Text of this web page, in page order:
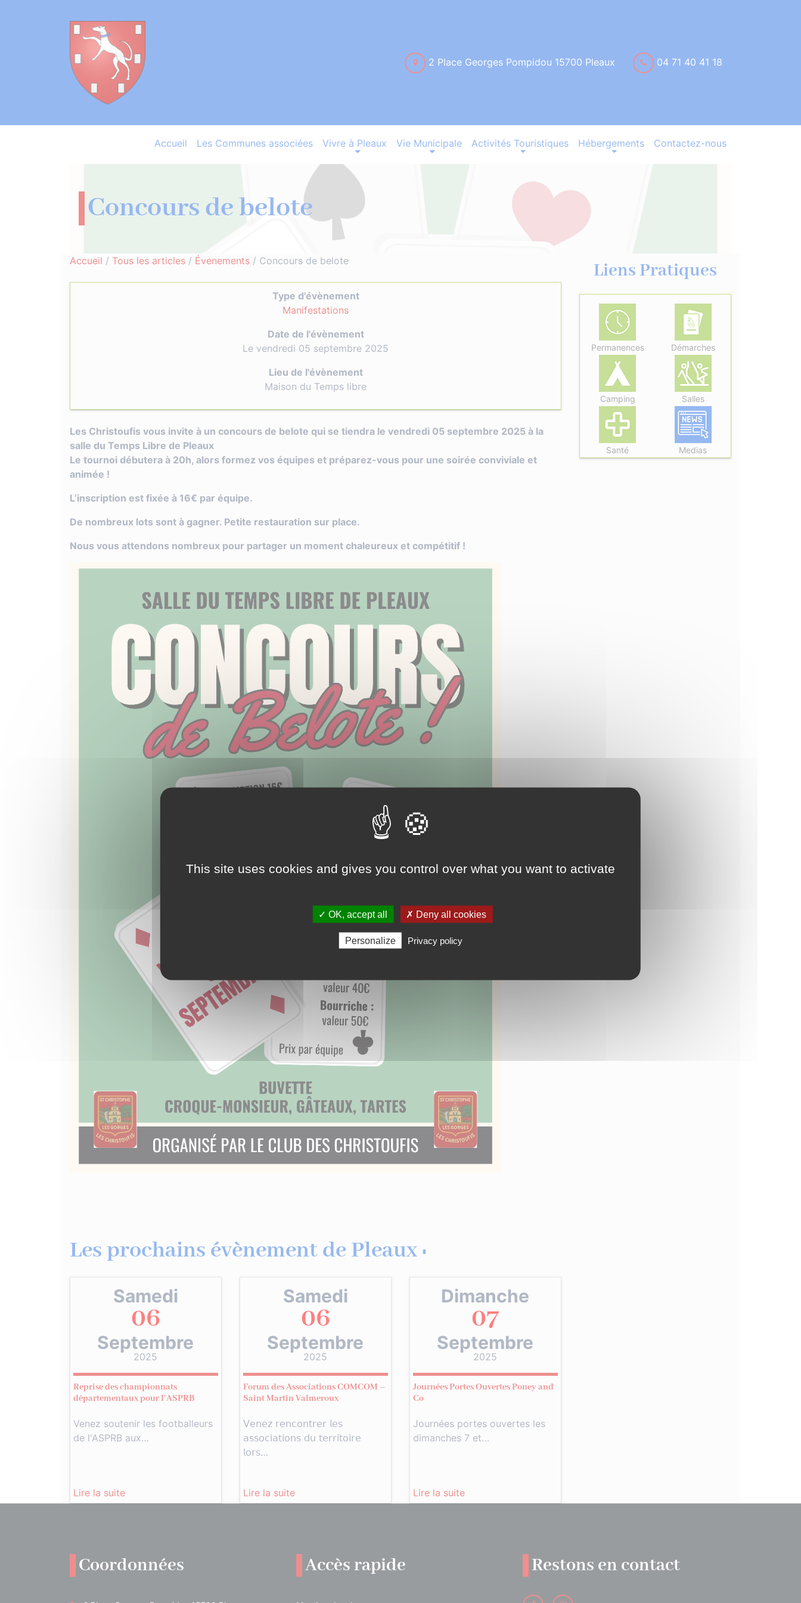
2 Place Georges Pompidou 15700 Pleaux 04 71 40 41 18
Accueil Les Communes associées Vivre à Pleaux Vie Municipale Activités Touristiques Hébergements Contactez-nous
Concours de belote
Accueil / Tous les articles / Évenements / Concours de belote
Type d'évènement
Manifestations
Date de l'évènement
Le vendredi 05 septembre 2025
Lieu de l'évènement
Maison du Temps libre
Les Christoufis vous invite à un concours de belote qui se tiendra le vendredi 05 septembre 2025 à la
salle du Temps Libre de Pleaux
Le tournoi débutera à 20h, alors formez vos équipes et préparez-vous pour une soirée conviviale et
animée !
L’inscription est fixée à 16€ par équipe.
De nombreux lots sont à gagner. Petite restauration sur place.
Nous vous attendons nombreux pour partager un moment chaleureux et compétitif !
Les prochains évènement de Pleaux :
Samedi
06
Septembre
2025
Reprise des championnats
départementaux pour l’ASPRB
Venez soutenir les footballeurs
de l'ASPRB aux…
Lire la suite
Samedi
06
Septembre
2025
Forum des Associations COMCOM –
Saint Martin Valmeroux
𝖵𝖾𝗇𝖾𝗓 𝗋𝖾𝗇𝖼𝗈𝗇𝗍𝗋𝖾𝗋 𝗅𝖾𝗌
𝖺𝗌𝗌𝗈𝖼𝗂𝖺𝗍𝗂𝗈𝗇𝗌 𝖽𝗎 𝗍𝖾𝗋𝗋𝗂𝗍𝗈𝗂𝗋𝖾
𝗅𝗈𝗋𝗌…
Lire la suite
Dimanche
07
Septembre
2025
Journées Portes Ouvertes Poney and
Co
Journées portes ouvertes les
dimanches 7 et…
Lire la suite
Liens Pratiques
Permanences Démarches
Camping Salles
Santé Medias
Coordonnées Accès rapide Restons en contact
This site uses cookies and gives you control over what you want to activate
✓ OK, accept all ✗ Deny all cookies
Personalize Privacy policy